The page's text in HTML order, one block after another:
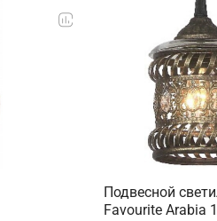
Подвесной
Favourite Arabia